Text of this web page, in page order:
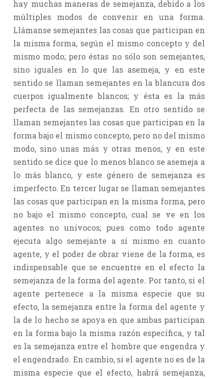
hay muchas maneras de semejanza, debido a los
múltiples modos de convenir en una forma.
Llámanse semejantes las cosas que participan en
la misma forma, según el mismo concepto y del
mismo modo; pero éstas no sólo son semejantes,
sino iguales en lo que las asemeja, y en este
sentido se llaman semejantes en la blancura dos
cuerpos igualmente blancos; y ésta es la más
perfecta de las semejanzas. En otro sentido se
llaman semejantes las cosas que participan en la
forma bajo el mismo concepto, pero no del mismo
modo, sino unas más y otras menos, y en este
sentido se dice que lo menos blanco se asemeja a
lo más blanco, y este género de semejanza es
imperfecto. En tercer lugar se llaman semejantes
las cosas que participan en la misma forma, pero
no bajo el mismo concepto, cual se ve en los
agentes no unívocos; pues como todo agente
ejecuta algo semejante a sí mismo en cuanto
agente, y el poder de obrar viene de la forma, es
indispensable que se encuentre en el efecto la
semejanza de la forma del agente. Por tanto, si el
agente pertenece a la misma especie que su
efecto, la semejanza entre la forma del agente y
la de lo hecho se apoya en que ambas participan
en la forma bajo la misma razón específica, y tal
es la semejanza entre el hombre que engendra y
el engendrado. En cambio, si el agente no es de la
misma especie que el efecto, habrá semejanza,